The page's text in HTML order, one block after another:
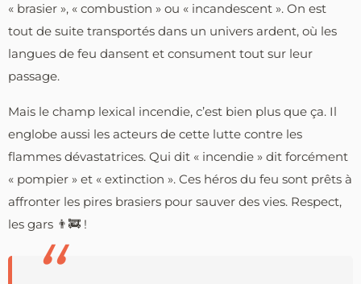
« brasier », « combustion » ou « incandescent ». On est
tout de suite transportés dans un univers ardent, où les
langues de feu dansent et consument tout sur leur
passage.
Mais le champ lexical incendie, c’est bien plus que ça. Il
englobe aussi les acteurs de cette lutte contre les
flammes dévastatrices. Qui dit « incendie » dit forcément
« pompier » et « extinction ». Ces héros du feu sont prêts à
affronter les pires brasiers pour sauver des vies. Respect,
les gars 👨‍🚒 !